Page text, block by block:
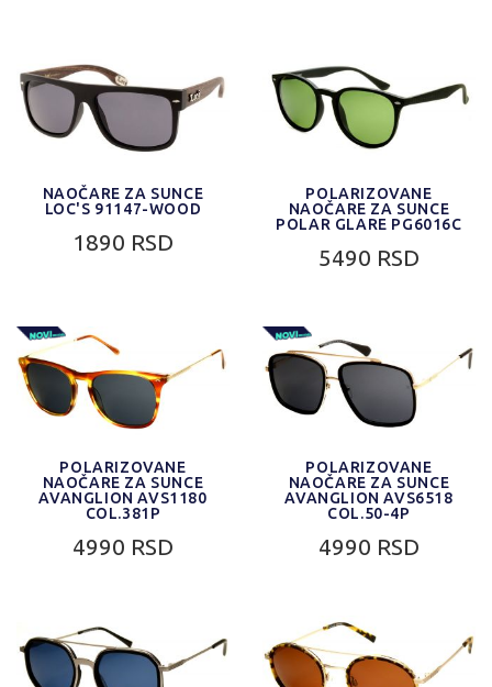
NAOČARE ZA SUNCE
LOC'S 91147-WOOD
1890 RSD
POLARIZOVANE
NAOČARE ZA SUNCE
POLAR GLARE PG6016C
5490 RSD
POLARIZOVANE
NAOČARE ZA SUNCE
AVANGLION AVS1180
COL.381P
4990 RSD
POLARIZOVANE
NAOČARE ZA SUNCE
AVANGLION AVS6518
COL.50-4P
4990 RSD